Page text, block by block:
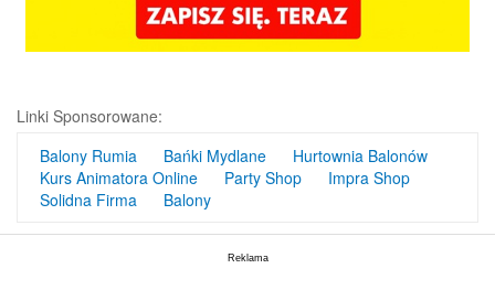
Linki Sponsorowane:
Balony Rumia
Bańki Mydlane
Hurtownia Balonów
Kurs Animatora Online
Party Shop
Impra Shop
Solidna Firma
Balony